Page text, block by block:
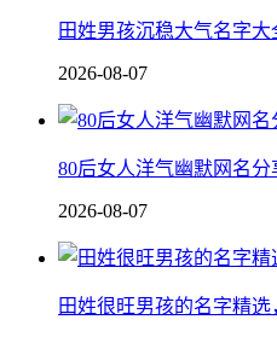
田姓男孩沉稳大气名字
2026-08-07
80后女人洋气幽默网名
2026-08-07
田姓很旺男孩的名字精